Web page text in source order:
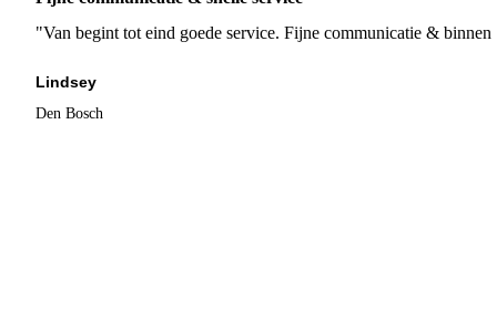
"Van begint tot eind goede service. Fijne communicatie &
Lindsey
Den Bosch